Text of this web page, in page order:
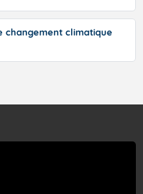
changement climatique